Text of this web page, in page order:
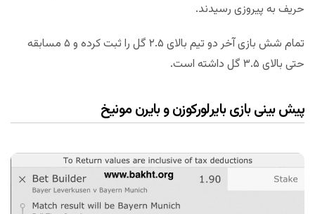
حریف به پیروزی رسیدند.
تمام شش بازی آخر دو تیم بالای ۲.۵ گل را ثبت کرده و ۵ مسابقه
حتی بالای ۳.۵ گل داشته است.
پیش بینی بازی بایرلورکوزن و بایرن مونیخ